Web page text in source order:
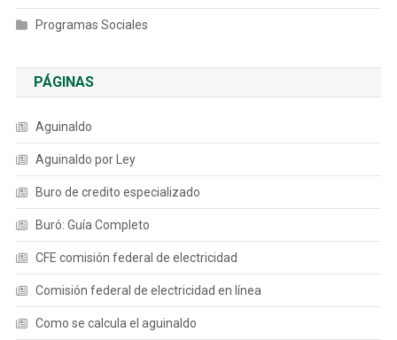
Programas Sociales
PÁGINAS
Aguinaldo
Aguinaldo por Ley
Buro de credito especializado
Buró: Guía Completo
CFE comisión federal de electricidad
Comisión federal de electricidad en línea
Como se calcula el aguinaldo